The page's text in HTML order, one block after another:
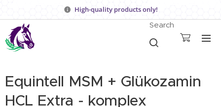
High-quality products only!
Search
Equintell MSM + Glükozamin
HCL Extra - komplex